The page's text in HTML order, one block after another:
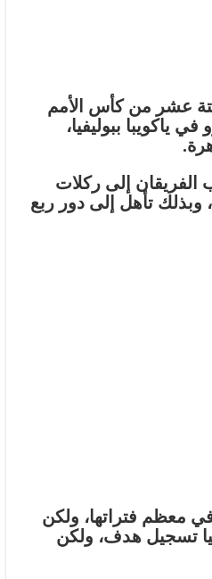
عشر من كأس الأمم
في ياكويبا ببوليفيا،
الفريقان إلى ركلات
الترجيح. في ركلات الترجيح، فاز المغرب بنتيجة 4-2، وبذلك تأهل إلى دور ربع
معظم فتراتها، ولكن
تسجيل هدف، ولكن